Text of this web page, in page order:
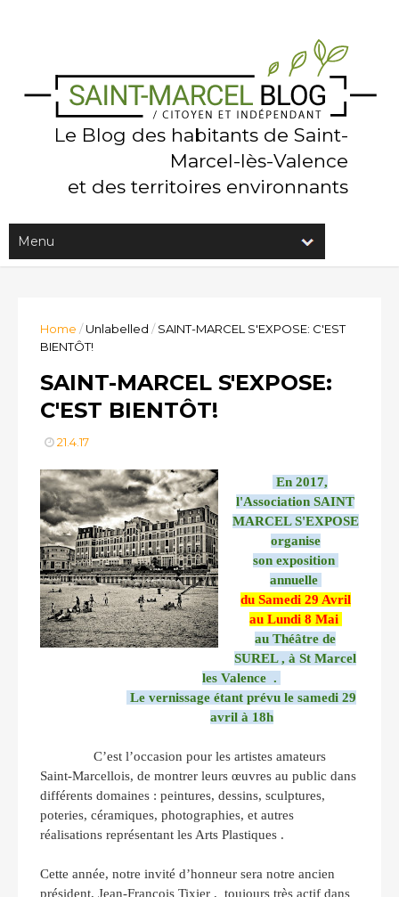
Le Blog des habitants de Saint-
Marcel-lès-Valence
et des territoires environnants
Home /Unlabelled / SAINT-MARCEL S'EXPOSE: C'EST
BIENTÔT!
SAINT-MARCEL S'EXPOSE:
C'EST BIENTÔT!
21.4.17
En 2017,
l'Association SAINT
MARCEL S'EXPOSE
organise
son exposition
annuelle
du Samedi 29 Avril
au Lundi 8 Mai
au Théâtre de
SUREL , à St Marcel
les Valence .
Le vernissage étant prévu le samedi 29
avril à 18h
C’est l’occasion pour les artistes amateurs
Saint-Marcellois, de montrer leurs œuvres au public dans
différents domaines : peintures, dessins, sculptures,
poteries, céramiques, photographies, et autres
réalisations représentant les Arts Plastiques .
Cette année, notre invité d’honneur sera notre ancien
président, Jean-François Tixier , toujours très actif dans